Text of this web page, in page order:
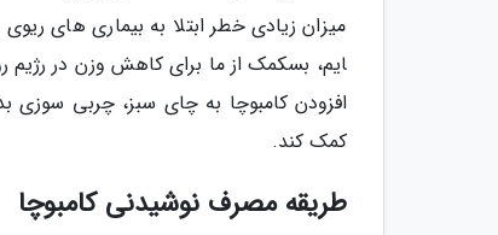
افزودن کامبوچا به چای سبز، چربی سوزی
کمک کند.
طریقه مصرف نوشیدنی کامبوچا